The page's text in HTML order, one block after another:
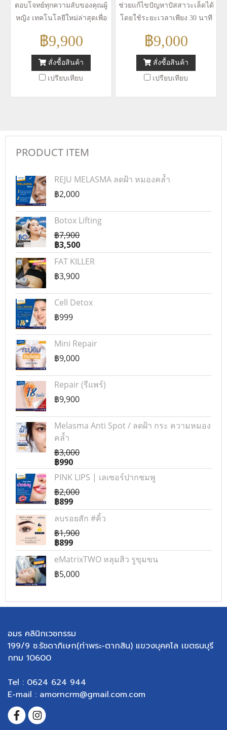
ตอบโจทย์ทุกความลับของคุณผู้
หญิง เทคโนโลยีใหม่ล่าสุดเพื่อ
ก็สามารถรู้สึกถึงความ
เปลี่ยนแปลงที่ดีขึ้นได้ตั้งแต่ครั้ง
ฟื้น และไม่ต้องเจ็บตัวเหมือน
฿9,900
สั่งซื้อสินค้า
เปรียบเทียบ
ช่วยแก้ไขปัญหาปัสสาวะเล็ดได้
โดยใช้ระยะเวลาเพียง 30 นาที
เปลี่ยนแปลงที่ดีขึ้นได้ตั้งแต่ครั้ง
แรก
฿9,000
สั่งซื้อสินค้า
เปรียบเทียบ
PRODUCT ITEM
REJU MELASMA ลดฝ้า หมองคล้ำ
฿2,000
Botox Lifting
฿7,900
฿3,500
FAT KILLER
฿3,900
Cell Detox
฿999
Mini Repair
฿9,000
Repair (รีแพร์)
฿9,900
Melasma Anti Spot / ลดฝ้า กระ ความหมอง
คล้ำ
฿3,000
฿990
PINK LIPS | เลเซอร์ปากชมพู
฿2,000
฿899
ลบรอยสัก #คิ้ว
฿1,900
฿899
eMatrixTWO หลุมสิว รูขุมขน
฿5,000
อมร คลินิกเวชกรรม
199/9 ซ.รัชดาภิเษก(ท่าพระ-ตากสิน) แขวงบุคคโล เขตธนบุรี
กทม 10600
Tel : 0624 624 944
E-mail : amorncrm@gmail.com.com